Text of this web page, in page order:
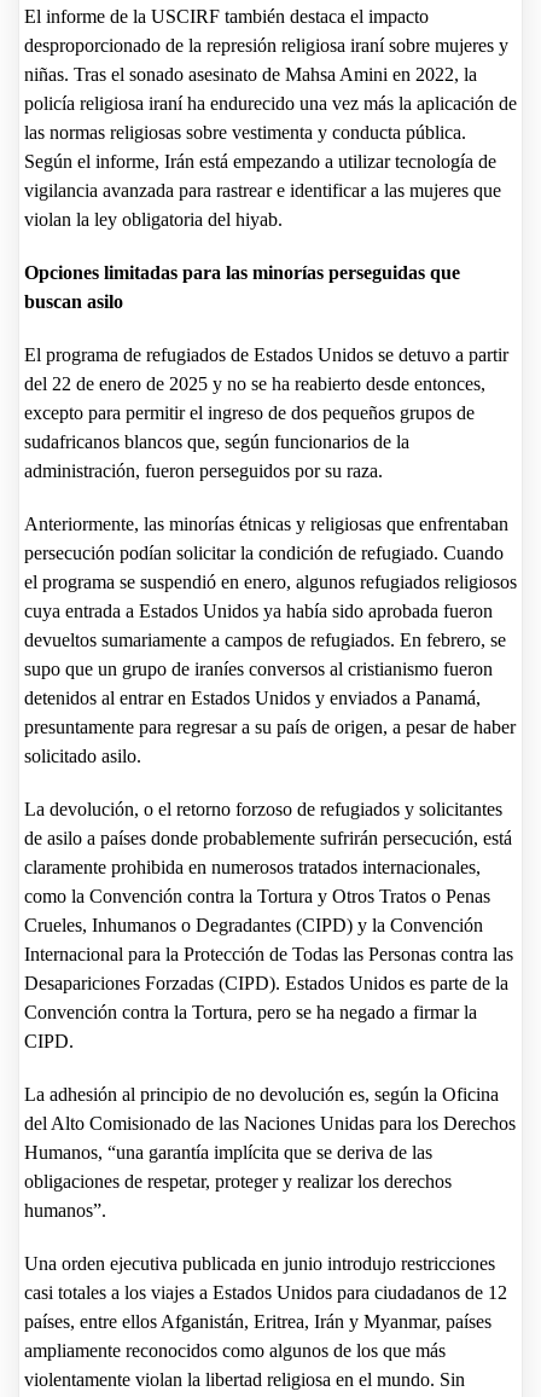
El informe de la USCIRF también destaca el impacto
desproporcionado de la represión religiosa iraní sobre mujeres y
niñas. Tras el sonado asesinato de Mahsa Amini en 2022, la
policía religiosa iraní ha endurecido una vez más la aplicación de
las normas religiosas sobre vestimenta y conducta pública.
Según el informe, Irán está empezando a utilizar tecnología de
vigilancia avanzada para rastrear e identificar a las mujeres que
violan la ley obligatoria del hiyab.
Opciones limitadas para las minorías perseguidas que
buscan asilo
El programa de refugiados de Estados Unidos se detuvo a partir
del 22 de enero de 2025 y no se ha reabierto desde entonces,
excepto para permitir el ingreso de dos pequeños grupos de
sudafricanos blancos que, según funcionarios de la
administración, fueron perseguidos por su raza.
Anteriormente, las minorías étnicas y religiosas que enfrentaban
persecución podían solicitar la condición de refugiado. Cuando
el programa se suspendió en enero, algunos refugiados religiosos
cuya entrada a Estados Unidos ya había sido aprobada fueron
devueltos sumariamente a campos de refugiados. En febrero, se
supo que un grupo de iraníes conversos al cristianismo fueron
detenidos al entrar en Estados Unidos y enviados a Panamá,
presuntamente para regresar a su país de origen, a pesar de haber
solicitado asilo.
La devolución, o el retorno forzoso de refugiados y solicitantes
de asilo a países donde probablemente sufrirán persecución, está
claramente prohibida en numerosos tratados internacionales,
como la Convención contra la Tortura y Otros Tratos o Penas
Crueles, Inhumanos o Degradantes (CIPD) y la Convención
Internacional para la Protección de Todas las Personas contra las
Desapariciones Forzadas (CIPD). Estados Unidos es parte de la
Convención contra la Tortura, pero se ha negado a firmar la
CIPD.
La adhesión al principio de no devolución es, según la Oficina
del Alto Comisionado de las Naciones Unidas para los Derechos
Humanos, “una garantía implícita que se deriva de las
obligaciones de respetar, proteger y realizar los derechos
humanos”.
Una orden ejecutiva publicada en junio introdujo restricciones
casi totales a los viajes a Estados Unidos para ciudadanos de 12
países, entre ellos Afganistán, Eritrea, Irán y Myanmar, países
ampliamente reconocidos como algunos de los que más
violentamente violan la libertad religiosa en el mundo. Sin